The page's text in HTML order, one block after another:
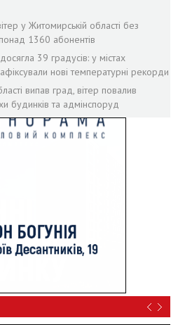
у Житомирській області без
1360 абонентів
39 градусів: у містах
нові температурні рекорди
випав град, вітер повалив
будинків та адмінспоруд